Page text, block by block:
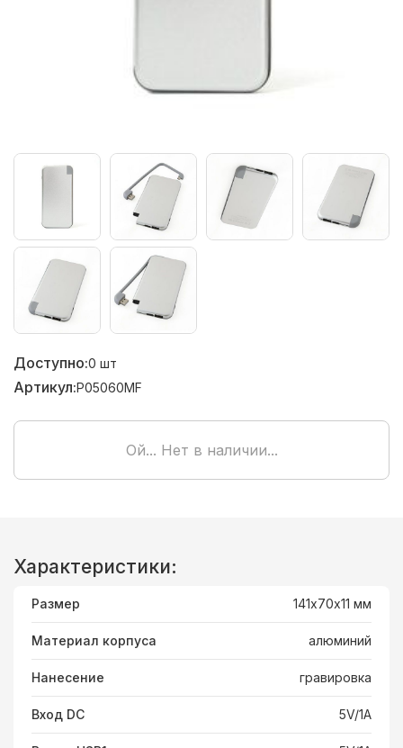
Доступно:0 шт
Артикул:P05060MF
Ой... Нет в наличии...
Характеристики:
Размер 141х70х11 мм
Материал корпуса алюминий
Нанесение гравировка
Вход DC 5V/1A